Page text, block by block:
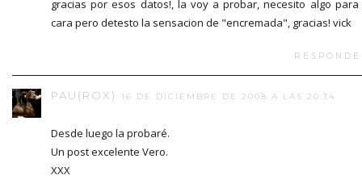
gracias por esos datos!, la voy a probar, necesito algo para
cara pero detesto la sensacion de "encremada", gracias! vick
PAU(ROX) 16 DE DICIEMBRE DE 2008 A LAS 20:34
Desde luego la probaré.
Un post excelente Vero.
XXX